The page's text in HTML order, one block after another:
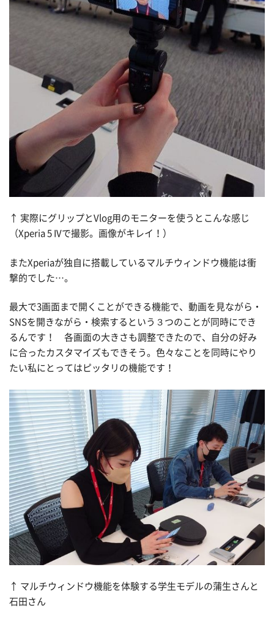
↑ 実際にグリップとVlog用のモニターを使うとこんな感じ
（Xperia 5 IVで撮影。画像がキレイ！）
またXperiaが独自に搭載しているマルチウィンドウ機能は衝
撃的でした…。
最大で3画面まで開くことができる機能で、動画を見ながら・
SNSを開きながら・検索するという３つのことが同時にでき
るんです！ 各画面の大きさも調整できたので、自分の好み
に合ったカスタマイズもできそう。色々なことを同時にやり
たい私にとってはピッタリの機能です！
↑ マルチウィンドウ機能を体験する学生モデルの蒲生さんと
石田さん